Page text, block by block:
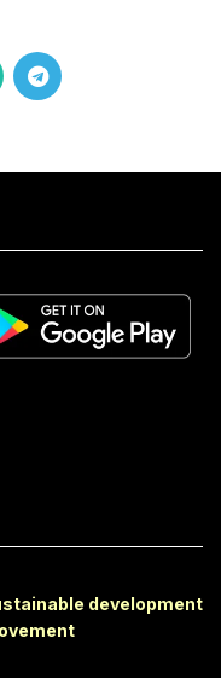
development